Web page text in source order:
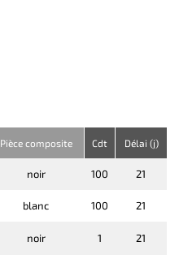
Pièce composite Cdt Délai (j)
noir 100 21
blanc 100 21
noir 1 21